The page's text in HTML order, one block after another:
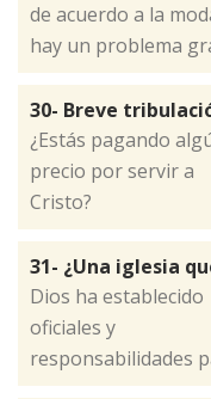
de acuerdo a la
hay un problema
30- Breve
¿Estás pagando
precio por servir a
Cristo?
31- ¿Una iglesia
Dios ha establecido
oficiales y
responsabilidades